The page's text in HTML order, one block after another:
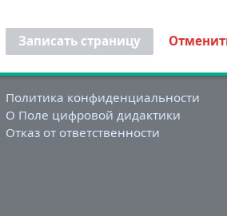
Записать страницу
Политика конфиденциальности
О Поле цифровой дидактики
Отказ от ответственности